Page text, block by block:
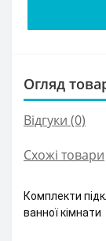
Огляд
Відгуки (0)
Схожі товари
Комплекти
ванної кімнати